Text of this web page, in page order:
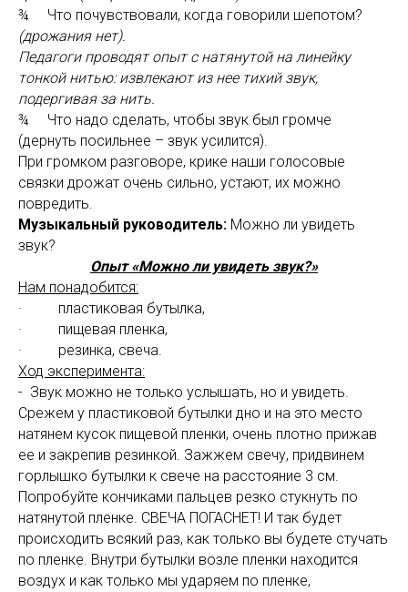
¾ Что почувствовали, когда говорили шепотом?
(дрожания нет).
Педагоги проводят опыт с натянутой на линейку
тонкой нитью: извлекают из нее тихий звук,
подергивая за нить.
¾ Что надо сделать, чтобы звук был громче
(дернуть посильнее – звук усилится).
При громком разговоре, крике наши голосовые
связки дрожат очень сильно, устают, их можно
повредить.
Музыкальный руководитель: Можно ли увидеть
звук?
Опыт «Можно ли увидеть звук?»
Нам понадобится:
· пластиковая бутылка,
· пищевая пленка,
· резинка, свеча.
Ход эксперимента:
- Звук можно не только услышать, но и увидеть.
Срежем у пластиковой бутылки дно и на это место
натянем кусок пищевой пленки, очень плотно прижав
ее и закрепив резинкой. Зажжем свечу, придвинем
горлышко бутылки к свече на расстояние 3 см.
Попробуйте кончиками пальцев резко стукнуть по
натянутой пленке. СВЕЧА ПОГАСНЕТ! И так будет
происходить всякий раз, как только вы будете стучать
по пленке. Внутри бутылки возле пленки находится
воздух и как только мы ударяем по пленке,